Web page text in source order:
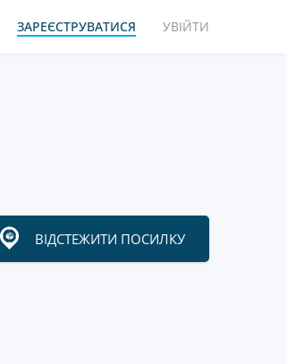
ЗАРЕЄСТРУВАТИСЯ УВІЙТИ
ВІДСТЕЖИТИ ПОСИЛКУ